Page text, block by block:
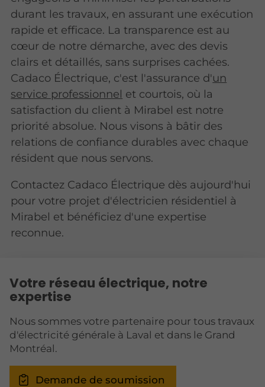
durant les travaux, en assurant une exécution
rapide et efficace. La transparence est au
cœur de notre démarche, avec des devis
clairs et détaillés, sans surprises cachées.
Cadaco Électrique, c'est l'assurance d'un
service professionnel et courtois, où la
satisfaction du client à Mirabel est notre
priorité absolue. Nous visons à bâtir des
relations de confiance durables avec chaque
résident que nous servons.
Contactez Cadaco Électrique dès aujourd'hui
pour votre projet d'électricien résidentiel à
Mirabel et bénéficiez d'une expertise
reconnue.
Votre réseau électrique, notre
expertise
Nous sommes votre partenaire pour tous travaux
d'électricité générale à Laval et dans le Grand
Montréal.
Demande de soumission